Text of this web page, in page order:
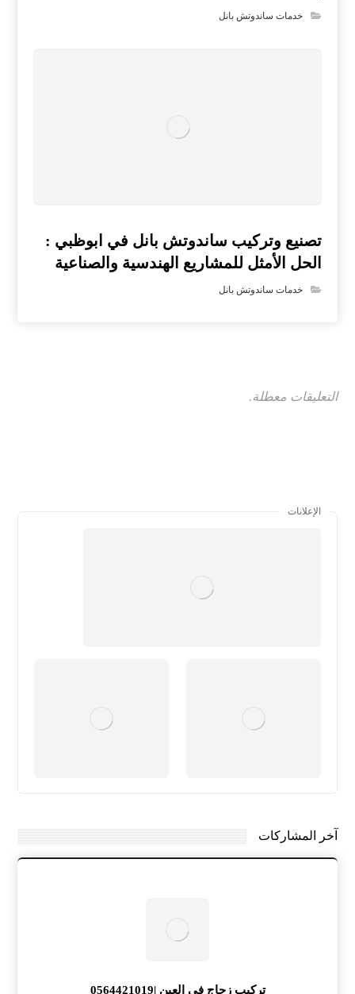
خدمات ساندوتش بانل
تصنيع وتركيب ساندوتش بانل في ابوظبي :
الحل الأمثل للمشاريع الهندسية والصناعية
خدمات ساندوتش بانل
التعليقات معطلة.
الإعلانات
آخر المشاركات
تركيب زجاج في العين |0564421019